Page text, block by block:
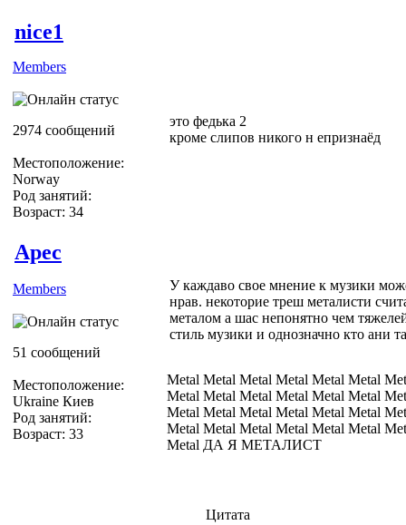
nice1
Members
2974 сообщений
Местоположение:
Norway
Род занятий:
Возраст: 34
это федька 2
кроме слипов никого н епризнаёд
Apec
Members
51 сообщений
Местоположение:
Ukraine Киев
Род занятий:
Возраст: 33
У каждаво свое мнение к музики
нрав. некоторие треш металисти
металом а шас непонятно чем
стиль музики и однозначно кто ани
Metal Metal Metal Metal Metal Metal
Metal Metal Metal Metal Metal Metal
Metal Metal Metal Metal Metal Metal
Metal Metal Metal Metal Metal Metal
Metal ДА Я МЕТАЛИСТ
Цитата